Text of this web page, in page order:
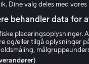
Heikki
Dine valg deles med
behandler data for
placeringsoplysninger.
og/eller tilgå oplysninger